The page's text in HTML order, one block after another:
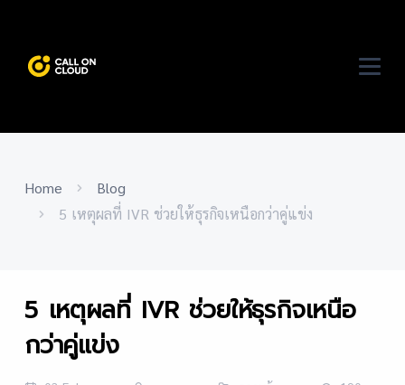
Home
Blog
5 เหตุผลที่ IVR ช่วยให้ธุรกิจเหนือกว่าคู่แข่ง
5 เหตุผลที่ IVR ช่วยให้ธุรกิจเหนือ
กว่าคู่แข่ง